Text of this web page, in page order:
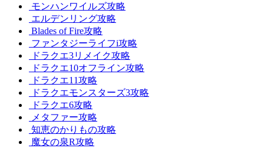
モンハンワイルズ攻略
エルデンリング攻略
Blades of Fire攻略
ファンタジーライフi攻略
ドラクエ3リメイク攻略
ドラクエ10オフライン攻略
ドラクエ11攻略
ドラクエモンスターズ3攻略
ドラクエ6攻略
メタファー攻略
知恵のかりもの攻略
魔女の泉R攻略